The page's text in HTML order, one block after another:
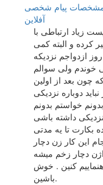
پیام شخصی
آفلاين
زیاد ارتباطی با
کرده و البته کمی
ازدواجم نزدیکه
خوندم ولی سوالم
چون بعد از اولین
دوباره نزدیکی
خواستم بدونم
داشته باشی
بکارت تا یه مدتی
این کار زن دچار
دچار زخم میشه
کنین . خوش
باشین.